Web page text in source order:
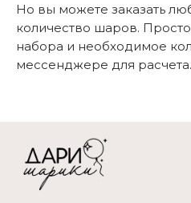
Но вы можете заказать
количество шаров.
набора и необходимое
мессенджере для расчета.